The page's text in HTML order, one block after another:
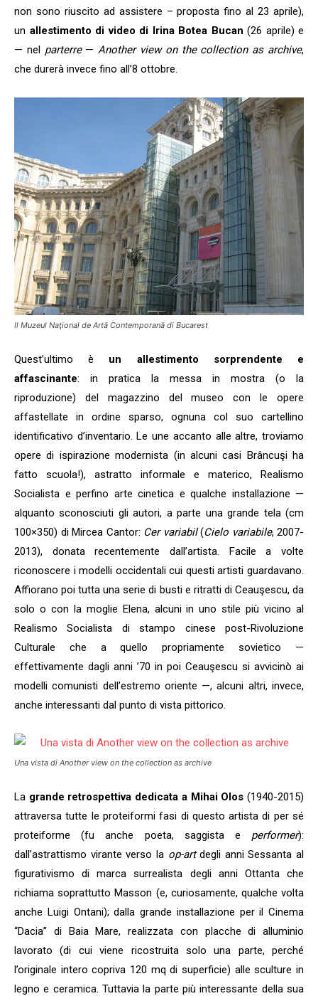
non sono riuscito ad assistere – proposta fino al 23 aprile),
un allestimento di video di Irina Botea Bucan (26 aprile) e
— nel parterre—Another view on the collection as archive,
che durerà invece fino all’8 ottobre.
Il Muzeul Naţional de Artă Contemporană di Bucarest
Quest’ultimo è un allestimento sorprendente e
affascinante: in pratica la messa in mostra (o la
riproduzione) del magazzino del museo con le opere
affastellate in ordine sparso, ognuna col suo cartellino
identificativo d’inventario. Le une accanto alle altre, troviamo
opere di ispirazione modernista (in alcuni casi Brâncuşi ha
fatto scuola!), astratto informale e materico, Realismo
Socialista e perfino arte cinetica e qualche installazione —
alquanto sconosciuti gli autori, a parte una grande tela (cm
100×350) di Mircea Cantor: Cer variabil(Cielo variabile, 2007-
2013), donata recentemente dall’artista. Facile a volte
riconoscere i modelli occidentali cui questi artisti guardavano.
Affiorano poi tutta una serie di busti e ritratti di Ceauşescu, da
solo o con la moglie Elena, alcuni in uno stile più vicino al
Realismo Socialista di stampo cinese post-Rivoluzione
Culturale che a quello propriamente sovietico —
effettivamente dagli anni ’70 in poi Ceauşescu si avvicinò ai
modelli comunisti dell’estremo oriente —, alcuni altri, invece,
anche interessanti dal punto di vista pittorico.
Una vista di Another view on the collection as archive
La grande retrospettiva dedicata a Mihai Olos (1940-2015)
attraversa tutte le proteiformi fasi di questo artista di per sé
proteiforme (fu anche poeta, saggista e performer):
dall’astrattismo virante verso laop-artdegli anni Sessanta al
figurativismo di marca surrealista degli anni Ottanta che
richiama soprattutto Masson (e, curiosamente, qualche volta
anche Luigi Ontani); dalla grande installazione per il Cinema
“Dacia” di Baia Mare, realizzata con placche di alluminio
lavorato (di cui viene ricostruita solo una parte, perché
l’originale intero copriva 120 mq di superficie) alle sculture in
legno e ceramica. Tuttavia la parte più interessante della sua